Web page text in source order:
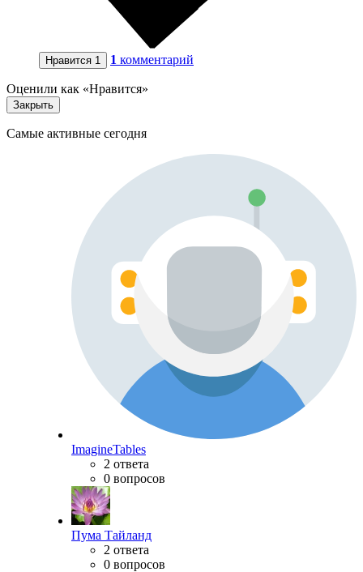
Нравится 1 1 комментарий
Оценили как «Нравится»
Закрыть
Самые активные сегодня
ImagineTables
2 ответа
0 вопросов
Пума Тайланд
2 ответа
0 вопросов